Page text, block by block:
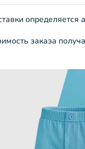
заказа